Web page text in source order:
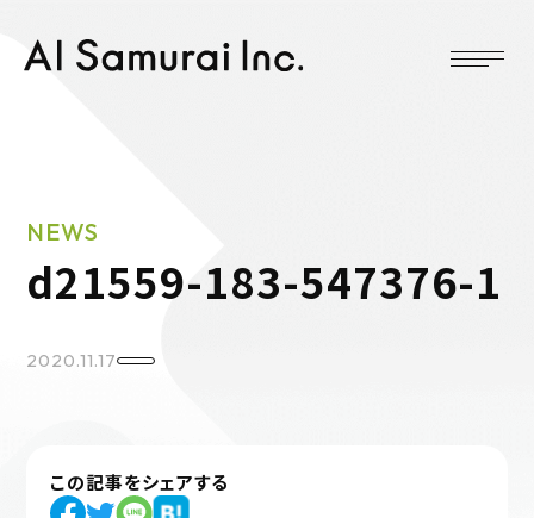
d21559-183-547376-1
NEWS
2020.11.17
この記事をシェアする